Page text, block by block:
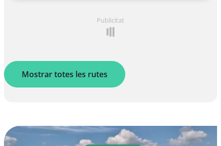
Publicitat
Mostrar totes les rutes